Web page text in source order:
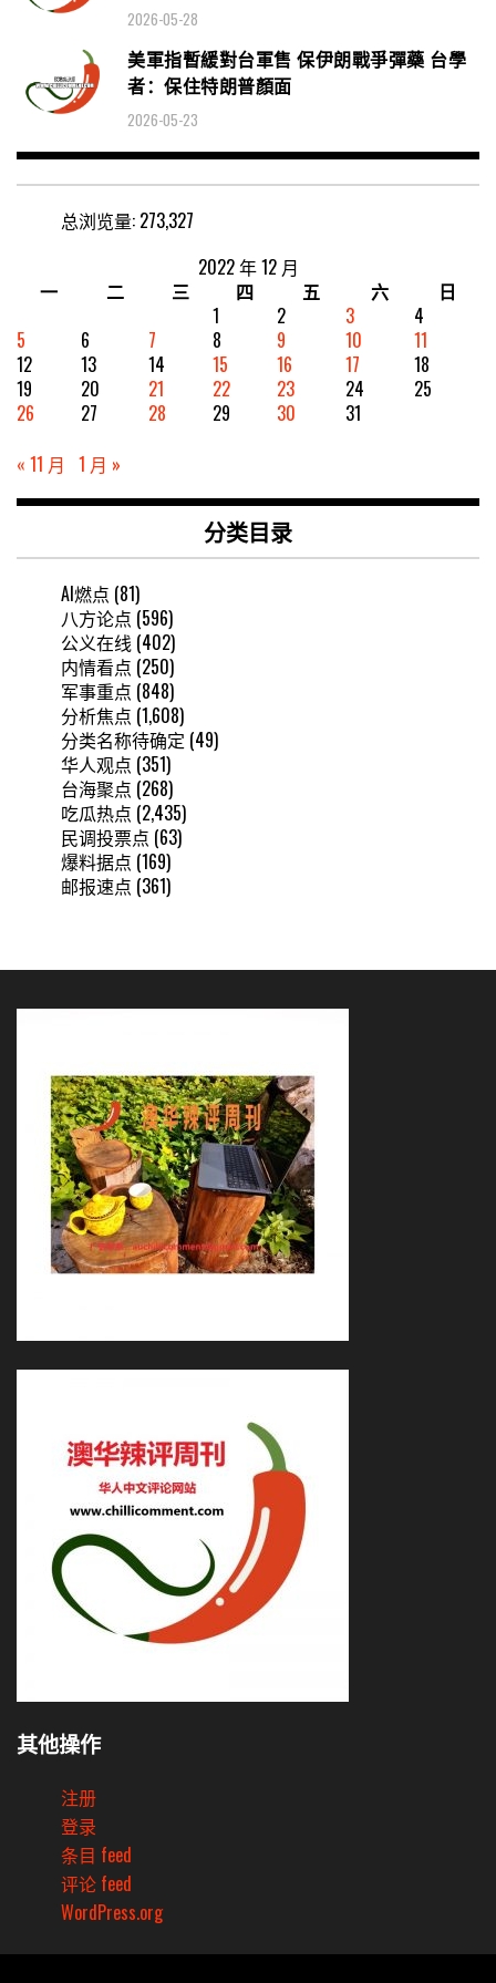
2026-05-28
美軍指暫緩對台軍售 保伊朗戰爭彈藥 台學
者：保住特朗普顏面
2026-05-23
总浏览量: 273,327
2022 年 12 月
一
二 三 四 五 六
日
1
2 3
4
5
6 7 8 9 10
11
12
13 14 15 16 17
18
19
20 21 22 23 24
25
26
27 28 29 30
31
« 11 月 1 月 »
分类目录
AI燃点 (81)
八方论点 (596)
公义在线 (402)
内情看点 (250)
军事重点 (848)
分析焦点 (1,608)
分类名称待确定 (49)
华人观点 (351)
台海聚点 (268)
吃瓜热点 (2,435)
民调投票点 (63)
爆料据点 (169)
邮报速点 (361)
其他操作
注册
登录
条目 feed
评论 feed
WordPress.org